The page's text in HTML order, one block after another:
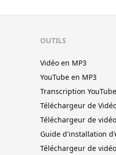
OUTILS
Vidéo en MP3
YouTube en MP3
Transcription YouTube
Téléchargeur de
Téléchargeur de
Guide d'installation
Téléchargeur de